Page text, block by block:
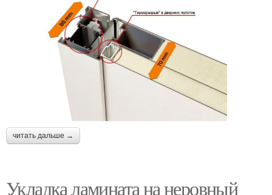
читать дальше →
Укладка ламината на неровный